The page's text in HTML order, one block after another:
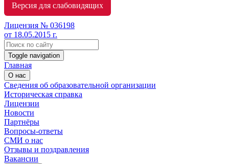
Версия для слабовидящих
Лицензия № 036198
от 18.05.2015 г.
Toggle navigation
Главная
О нас
Сведения об образовательной организации
Историческая справка
Лицензии
Новости
Партнёры
Вопросы-ответы
СМИ о нас
Отзывы и поздравления
Вакансии